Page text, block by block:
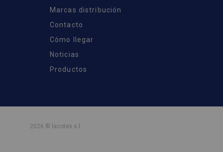
Marcas distribución
Contacto
Cómo llegar
Noticias
Productos
2026 © lacotex s.l.